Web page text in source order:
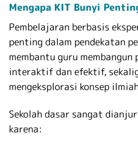
Mengapa KIT Bunyi
Pembelajaran berbasis
penting dalam pendekatan
membantu guru
interaktif dan efektif,
mengeksplorasi konsep
Sekolah dasar sangat
karena: